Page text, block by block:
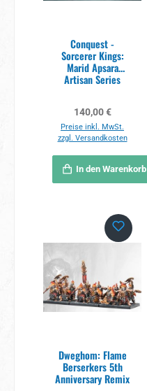
Conquest -
Sorcerer Kings:
Marid Apsara
Artisan Series
Regulärer Preis:
140,00 €
Preise inkl. MwSt.
zzgl. Versandkosten
In den Warenkorb
Dweghom: Flame
Berserkers 5th
Anniversary Remix